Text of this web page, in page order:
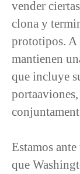
vender
clona y
prototipos. A
mantienen
que incluye
Estamos
que